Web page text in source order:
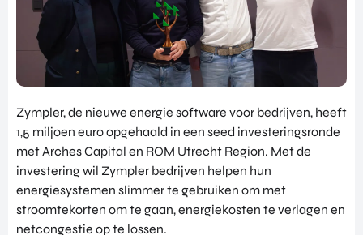
Zympler, de nieuwe energie software voor bedrijven, heeft
1,5 miljoen euro opgehaald in een seed investeringsronde
met Arches Capital en ROM Utrecht Region. Met de
investering wil Zympler bedrijven helpen hun
energiesystemen slimmer te gebruiken om met
stroomtekorten om te gaan, energiekosten te verlagen en
netcongestie op te lossen.
OVER
ZICHT
VAN
ALLE
PROD
UCTE
N &
PROG
RAM
MA'S
KOM
IN
CONT
EART
VENT
URES
DIGIT
VENT
URES
ONS
PORT
FOLIO
ELSMI
SSIE
ENTE
RPRIS
E
PE
NETW
ORK
EXPO
RT
ACCE
WERKEN BIJ
VEELGESTELDE VRAGEN
PORTFOLIO
CONTACT
PRODUCTEN EN PROGRAMMA'S
STARTUP UTRECHT REGION
DIGIC
AI UTRECHT REGION